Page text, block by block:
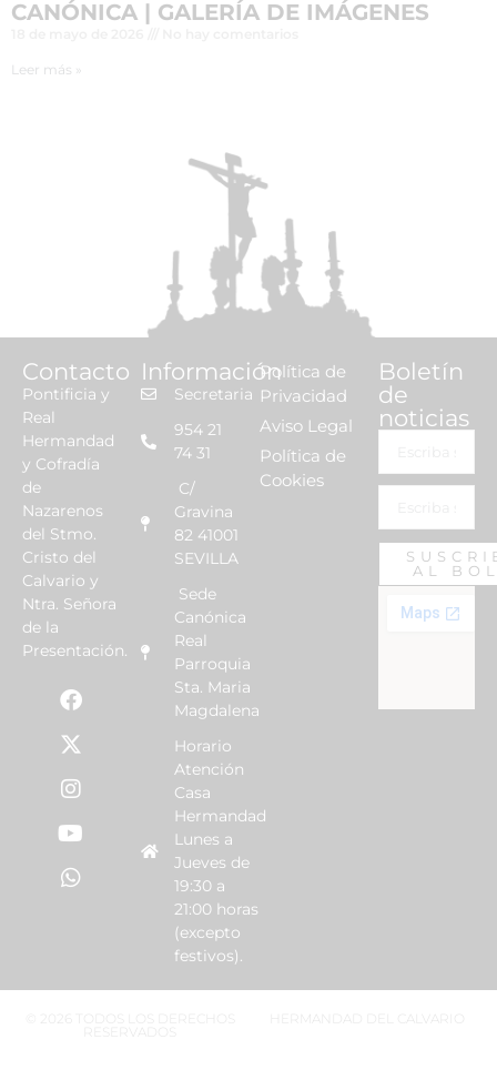
CANÓNICA | GALERÍA DE IMÁGENES
Leer más »
Contacto
Pontificia y
Real
Hermandad
y Cofradía
de
Nazarenos
del Stmo.
Cristo del
Calvario y
Ntra. Señora
de la
Presentación.
Información
Secretaria
954 21
74 31
C/
Gravina
82 41001
SEVILLA
Sede
Canónica
Real
Parroquia
Sta. Maria
Magdalena
Horario
Atención
Casa
Hermandad
Lunes a
Jueves de
19:30 a
21:00 horas
(excepto
festivos).
Política de
Privacidad
Aviso Legal
Política de
Cookies
Boletín
de
noticias
AL
HERMANDAD DEL CALVARIO